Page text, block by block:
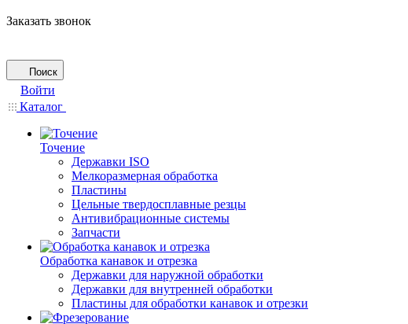
Заказать звонок
Поиск
Войти
Каталог
Точение
Державки ISO
Мелкоразмерная обработка
Пластины
Цельные твердосплавные резцы
Антивибрационные системы
Запчасти
Обработка канавок и отрезка
Державки для наружной обработки
Державки для внутренней обработки
Пластины для обработки канавок и отрезки